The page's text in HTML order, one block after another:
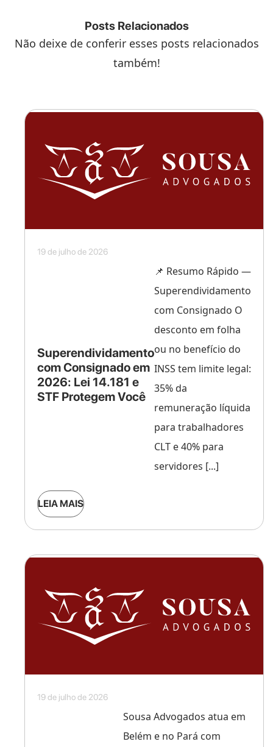
Posts Relacionados
Não deixe de conferir esses posts relacionados
também!
19 de julho de 2026
Superendividamento
com Consignado em
2026: Lei 14.181 e
STF Protegem Você
📌 Resumo Rápido —
Superendividamento
com Consignado O
desconto em folha
ou no benefício do
INSS tem limite legal:
35% da
remuneração líquida
para trabalhadores
CLT e 40% para
servidores [...]
LEIA MAIS
19 de julho de 2026
Sousa Advogados atua em
Belém e no Pará com